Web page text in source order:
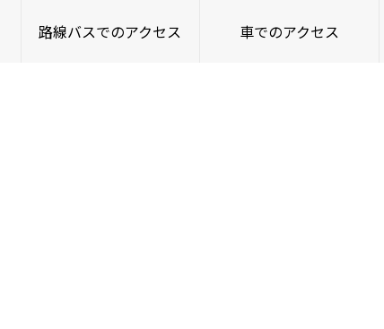
路線バスでのアクセス 車でのアクセス